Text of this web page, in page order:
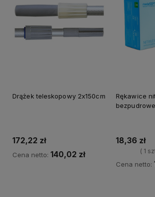
Drążek teleskopowy 2x150cm
172,22 zł
Cena netto: 140,02 zł
Rękawice
18,36 zł
( 1
Cena netto: